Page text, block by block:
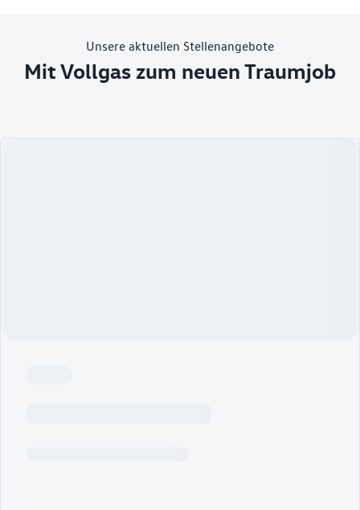
Unsere aktuellen Stellenangebote
Mit Vollgas zum neuen Traumjob